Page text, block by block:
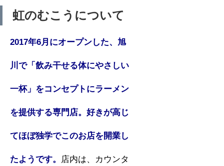
虹のむこうについて
2017年6月にオープンした、旭
川で「飲み干せる体にやさしい
一杯」をコンセプトにラーメン
を提供する専門店。好きが高じ
てほぼ独学でこのお店を開業し
たようです。 店内は、カウンタ